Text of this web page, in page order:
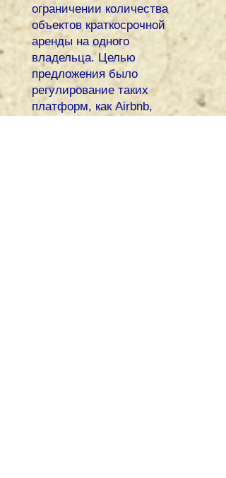
ограничении количества
объектов краткосрочной
аренды на одного
владельца. Целью
предложения было
регулирование таких
платформ, как Airbnb,